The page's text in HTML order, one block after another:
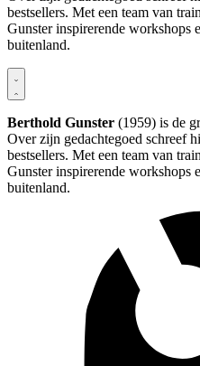
bestsellers. Met een team van
Gunster inspirerende workshops
buitenland.
Berthold Gunster (1959) is de
Over zijn gedachtegoed schreef
bestsellers. Met een team van
Gunster inspirerende workshops
buitenland.